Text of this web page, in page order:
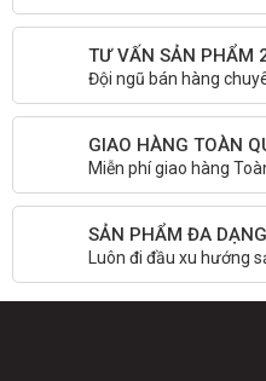
TƯ VẤN SẢN PHẨM
Đội ngũ bán hàng
GIAO HÀNG TOÀN
Miễn phí giao hàng
SẢN PHẨM ĐA
Luôn đi đầu xu hướng